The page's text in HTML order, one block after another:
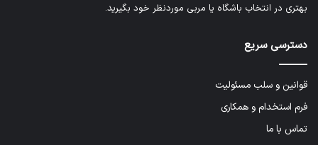
بهتری در انتخاب باشگاه یا مربی موردنظر خود بگیرید.
دسترسی سریع
قوانین و سلب مسئولیت
فرم استخدام و همکاری
تماس با ما